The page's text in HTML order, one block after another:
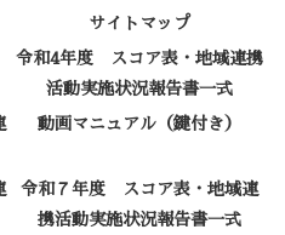
サイトマップ
令和4年度 スコア表・地域連携
活動実施状況報告書一式
動画マニュアル（鍵付き）
令和７年度 スコア表・地域連
携活動実施状況報告書一式